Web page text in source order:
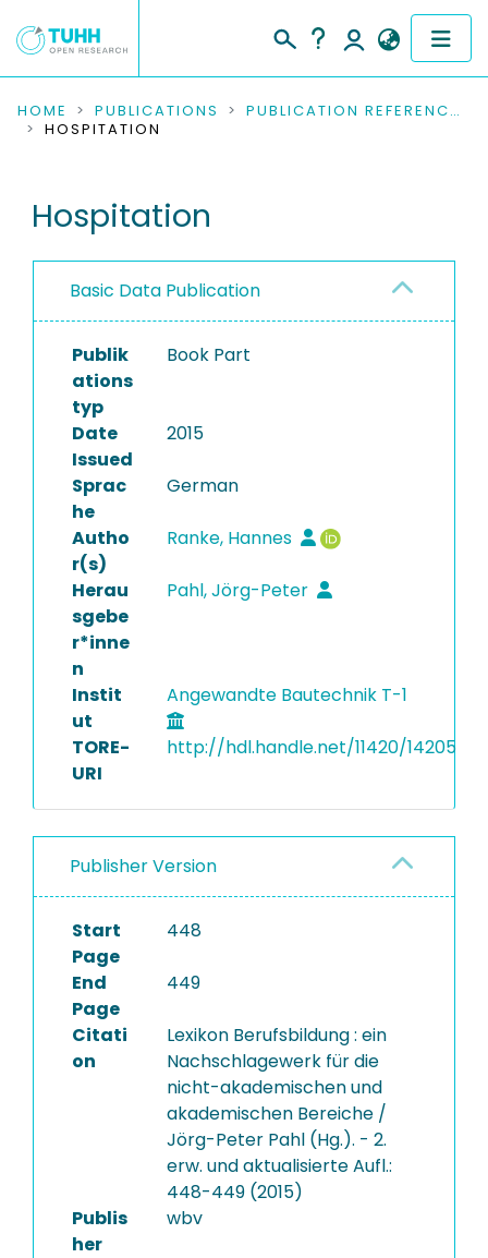
COMMUNITIES & COLLECTIONS
RESEARCH DATA
PEOPLE
INSTITUTIONS
PROJECTS
HOME PUBLICATIONS
PUBLICATION REFERENCES
HOSPITATION
Hospitation
Basic Data Publication
Publik
ations
typ
Book Part
Date
Issued
2015
Sprac
he
German
Autho
r(s)
Ranke, Hannes
Herau
sgebe
r*inne
n
Pahl, Jörg-Peter
Instit
ut
Angewandte Bautechnik T-1
TORE-
URI
http://hdl.handle.net/11420/14205
Publisher Version
Start
Page
448
End
Page
449
Citati
on
Lexikon Berufsbildung : ein
Nachschlagewerk für die
nicht-akademischen und
akademischen Bereiche /
Jörg-Peter Pahl (Hg.). - 2.
erw. und aktualisierte Aufl.:
448-449 (2015)
Publis
her
wbv